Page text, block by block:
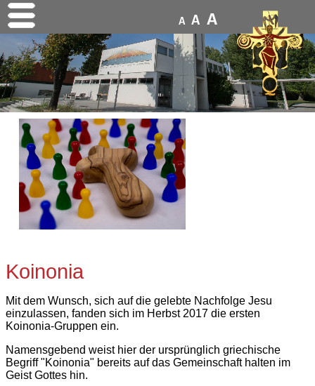
A A A
Koinonia
Mit dem Wunsch, sich auf die gelebte Nachfolge Jesu
einzulassen, fanden sich im Herbst 2017 die ersten
Koinonia-Gruppen ein.
Namensgebend weist hier der ursprünglich griechische
Begriff "Koinonia" bereits auf das Gemeinschaft halten im
Geist Gottes hin.